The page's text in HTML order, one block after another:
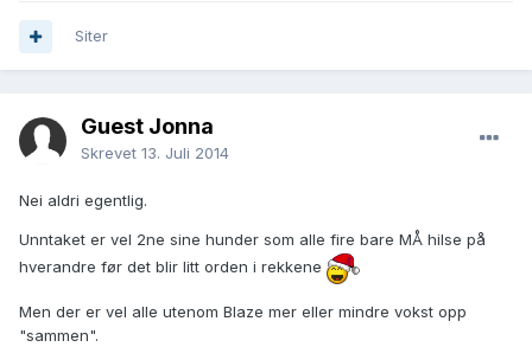
Siter
Guest Jonna
Skrevet 13. Juli 2014
Nei aldri egentlig.
Unntaket er vel 2ne sine hunder som alle fire bare MÅ hilse på
hverandre før det blir litt orden i rekkene
Men der er vel alle utenom Blaze mer eller mindre vokst opp
"sammen".